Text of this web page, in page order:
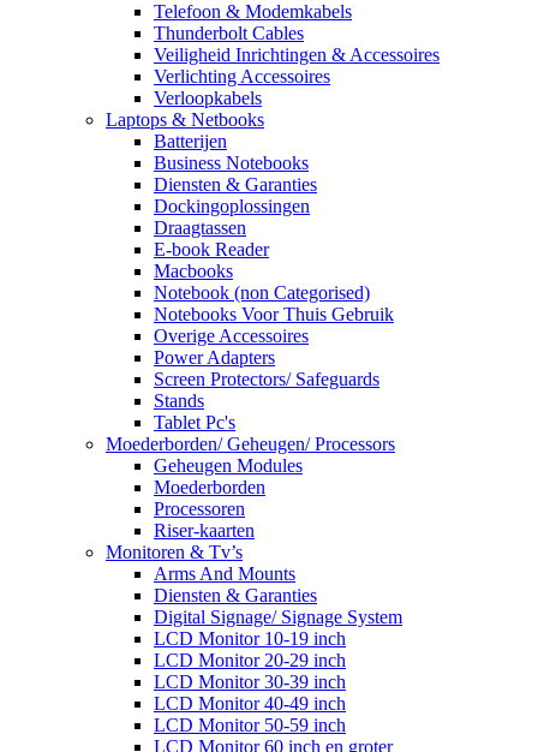
Telefoon & Modemkabels
Thunderbolt Cables
Veiligheid Inrichtingen & Accessoires
Verlichting Accessoires
Verloopkabels
Laptops & Netbooks
Batterijen
Business Notebooks
Diensten & Garanties
Dockingoplossingen
Draagtassen
E-book Reader
Macbooks
Notebook (non Categorised)
Notebooks Voor Thuis Gebruik
Overige Accessoires
Power Adapters
Screen Protectors/ Safeguards
Stands
Tablet Pc's
Moederborden/ Geheugen/ Processors
Geheugen Modules
Moederborden
Processoren
Riser-kaarten
Monitoren & Tv’s
Arms And Mounts
Diensten & Garanties
Digital Signage/ Signage System
LCD Monitor 10-19 inch
LCD Monitor 20-29 inch
LCD Monitor 30-39 inch
LCD Monitor 40-49 inch
LCD Monitor 50-59 inch
LCD Monitor 60 inch en groter